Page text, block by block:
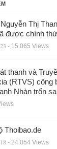
Thị
được chính
- 15.065 Views
thanh và
(RTVS) công
Nhàn trốn
Thoibao.de
- 24.054 Views